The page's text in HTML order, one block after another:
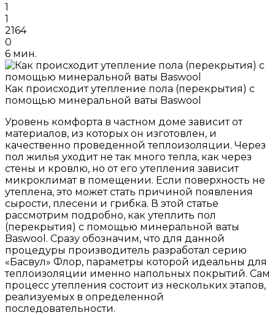
1
1
2164
0
6 мин.
Как происходит утепление пола (перекрытия) с
помощью минеральной ваты Baswool
Уровень комфорта в частном доме зависит от
материалов, из которых он изготовлен, и
качественно проведенной теплоизоляции. Через
пол жилья уходит не так много тепла, как через
стены и кровлю, но от его утепления зависит
микроклимат в помещении. Если поверхность не
утеплена, это может стать причиной появления
сырости, плесени и грибка. В этой статье
рассмотрим подробно, как утеплить пол
(перекрытия) с помощью минеральной ваты
Baswool. Сразу обозначим, что для данной
процедуры производитель разработал серию
«Басвул» Флор, параметры которой идеальны для
теплоизоляции именно напольных покрытий. Сам
процесс утепления состоит из нескольких этапов,
реализуемых в определенной
последовательности.